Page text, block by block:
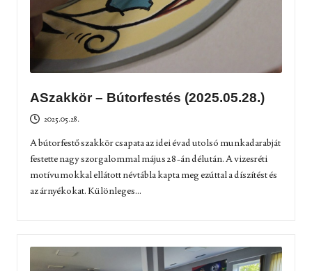
ASzakkör – Bútorfestés (2025.05.28.)
2025.05.28.
A bútorfestő szakkör csapata az idei évad utolsó munkadarabját
festette nagy szorgalommal május 28-án délután. A vizesréti
motívumokkal ellátott névtábla kapta meg ezúttal a díszítést és
az árnyékokat. Különleges...